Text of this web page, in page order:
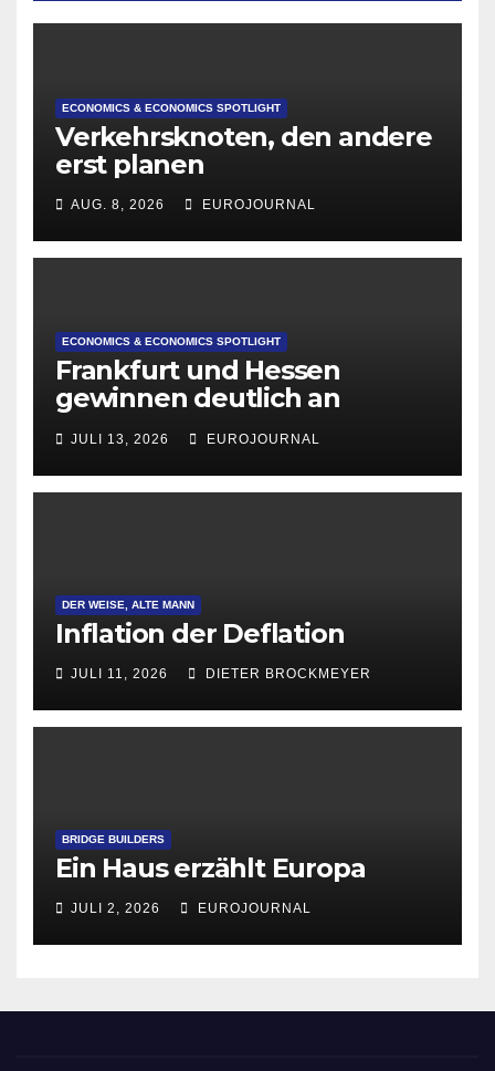
ECONOMICS & ECONOMICS SPOTLIGHT
Verkehrsknoten, den andere
erst planen
AUG. 8, 2026 EUROJOURNAL
ECONOMICS & ECONOMICS SPOTLIGHT
Frankfurt und Hessen
gewinnen deutlich an
Attraktivität für Startup-
Gründungen
JULI 13, 2026 EUROJOURNAL
DER WEISE, ALTE MANN
Inflation der Deflation
JULI 11, 2026 DIETER BROCKMEYER
BRIDGE BUILDERS
Ein Haus erzählt Europa
JULI 2, 2026 EUROJOURNAL